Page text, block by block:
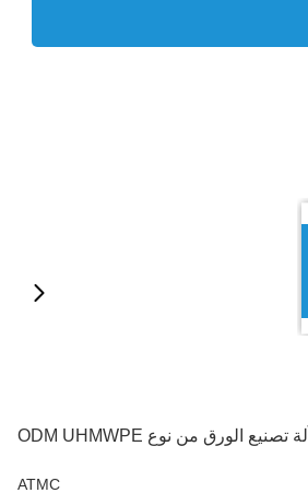
آلة تصنيع الورق من نوع ODM UHMWPE
ATMC